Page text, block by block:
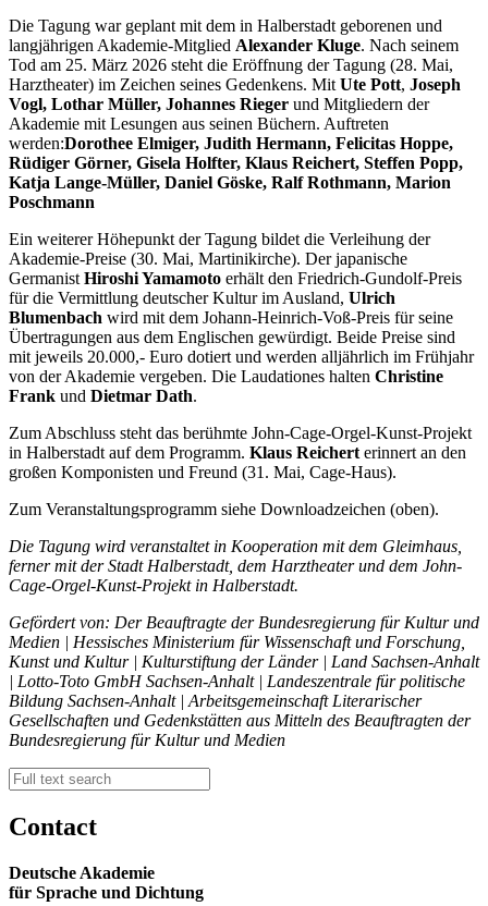
Die Tagung war geplant mit dem in Halberstadt geborenen und
langjährigen Akademie-Mitglied Alexander Kluge. Nach seinem
Tod am 25. März 2026 steht die Eröffnung der Tagung (28. Mai,
Harztheater) im Zeichen seines Gedenkens. Mit Ute Pott, Joseph
Vogl, Lothar Müller, Johannes Rieger und Mitgliedern der
Akademie mit Lesungen aus seinen Büchern. Auftreten
werden:Dorothee Elmiger, Judith Hermann, Felicitas Hoppe,
Rüdiger Görner, Gisela Holfter, Klaus Reichert, Steffen Popp,
Katja Lange-Müller, Daniel Göske, Ralf Rothmann, Marion
Poschmann
Ein weiterer Höhepunkt der Tagung bildet die Verleihung der
Akademie-Preise (30. Mai, Martinikirche). Der japanische
Germanist Hiroshi Yamamoto erhält den Friedrich-Gundolf-Preis
für die Vermittlung deutscher Kultur im Ausland, Ulrich
Blumenbach wird mit dem Johann-Heinrich-Voß-Preis für seine
Übertragungen aus dem Englischen gewürdigt. Beide Preise sind
mit jeweils 20.000,- Euro dotiert und werden alljährlich im Frühjahr
von der Akademie vergeben. Die Laudationes halten Christine
Frank und Dietmar Dath.
Zum Abschluss steht das berühmte John-Cage-Orgel-Kunst-Projekt
in Halberstadt auf dem Programm. Klaus Reichert erinnert an den
großen Komponisten und Freund (31. Mai, Cage-Haus).
Zum Veranstaltungsprogramm siehe Downloadzeichen (oben).
Die Tagung wird veranstaltet in Kooperation mit dem Gleimhaus,
ferner mit der Stadt Halberstadt, dem Harztheater und dem John-
Cage-Orgel-Kunst-Projekt in Halberstadt.
Gefördert von: Der Beauftragte der Bundesregierung für Kultur und
Medien | Hessisches Ministerium für Wissenschaft und Forschung,
Kunst und Kultur | Kulturstiftung der Länder | Land Sachsen-Anhalt
| Lotto-Toto GmbH Sachsen-Anhalt | Landeszentrale für politische
Bildung Sachsen-Anhalt | Arbeitsgemeinschaft Literarischer
Gesellschaften und Gedenkstätten aus Mitteln des Beauftragten der
Bundesregierung für Kultur und Medien
Contact
Deutsche Akademie
für Sprache und Dichtung